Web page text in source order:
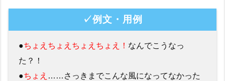
✓例文・用例
●ちょえちょえちょえちょえ！ なんでこうなっ
た？！
●ちょえ ……さっきまでこんな風になってなかった